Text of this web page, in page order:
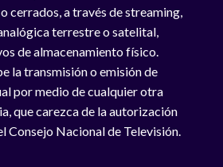
cerrados, a través de streaming,
terrestre o satelital,
de almacenamiento físico.
la transmisión o emisión de
por medio de cualquier otra
que carezca de la autorización
Consejo Nacional de Televisión.